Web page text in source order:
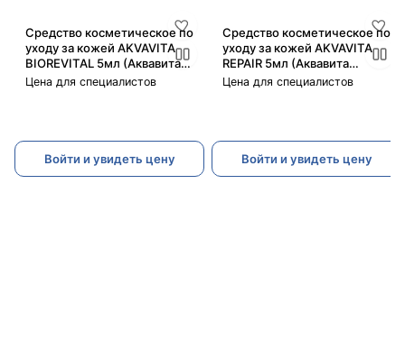
Средство косметическое по
уходу за кожей AKVAVITA
BIOREVITAL 5мл (Аквавита
Биоревитал)
Цена для специалистов
Войти и увидеть цену
Средство косметическое по
уходу за кожей AKVAVITA
REPAIR 5мл (Аквавита
Репаер)
Цена для специалистов
Войти и увидеть цену